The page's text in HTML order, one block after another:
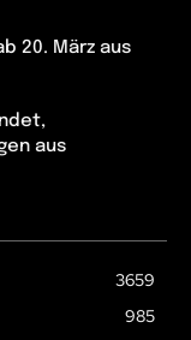
20. März aus
aus
3659
985